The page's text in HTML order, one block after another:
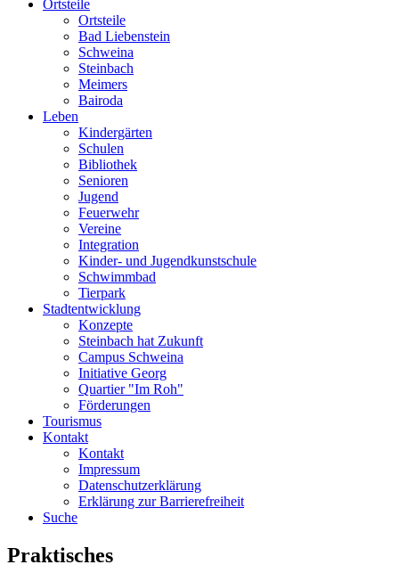
Ortsteile
Ortsteile
Bad Liebenstein
Schweina
Steinbach
Meimers
Bairoda
Leben
Kindergärten
Schulen
Bibliothek
Senioren
Jugend
Feuerwehr
Vereine
Integration
Kinder- und Jugendkunstschule
Schwimmbad
Tierpark
Stadtentwicklung
Konzepte
Steinbach hat Zukunft
Campus Schweina
Initiative Georg
Quartier "Im Roh"
Förderungen
Tourismus
Kontakt
Kontakt
Impressum
Datenschutzerklärung
Erklärung zur Barrierefreiheit
Suche
Praktisches